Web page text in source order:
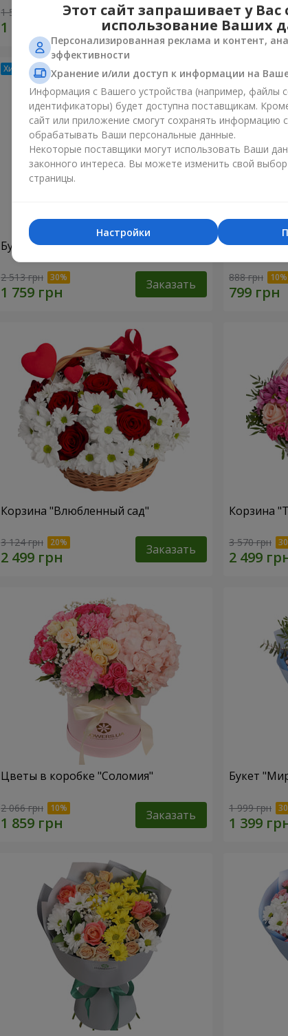
1 554 грн Заказать 1 999 грн
Букет "Цветочный бал"
2 513 грн Заказать 888 грн
Корзина "Влюбленный сад"
3 124 грн Заказать
Корзина
3 570 грн
Цветы в коробке "Соломия"
2 066 грн Заказать
Букет
1 999 грн
Этот сайт запрашивает у Вас
использование Ваших
Персонализированная реклама и контент,
эффективности
Хранение и/или доступ к информации на
Информация с Вашего устройства (например, файлы
идентификаторы) будет доступна поставщикам.
сайт или приложение смогут сохранять информацию
обрабатывать Ваши персональные данные.
Некоторые поставщики могут использовать Ваши
законного интереса. Вы можете изменить свой
страницы.
Настройки